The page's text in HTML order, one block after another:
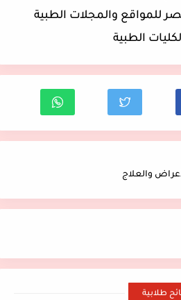
للمواقع والمجلات الطبية
الطبية
والعلاج
طلابية